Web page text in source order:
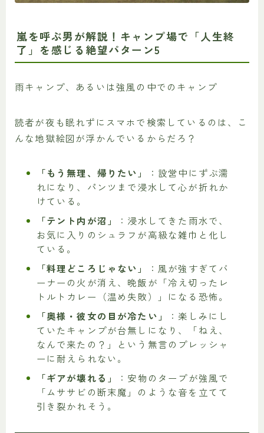
嵐を呼ぶ男が解説！キャンプ場で「人生終
了」を感じる絶望パターン5
雨キャンプ、あるいは強風の中でのキャンプ
読者が夜も眠れずにスマホで検索しているのは、こ
んな地獄絵図が浮かんでいるからだろ？
「もう無理、帰りたい」
：設営中にずぶ濡
れになり、パンツまで浸水して心が折れか
けている。
「テント内が沼」
：浸水してきた雨水で、
お気に入りのシュラフが高級な雑巾と化し
ている。
「料理どころじゃない」
：風が強すぎてバ
ーナーの火が消え、晩飯が「冷え切ったレ
トルトカレー（温め失敗）」になる恐怖。
「奥様・彼女の目が冷たい」
：楽しみにし
ていたキャンプが台無しになり、「ねえ、
なんで来たの？」という無言のプレッシャ
ーに耐えられない。
「ギアが壊れる」
：安物のタープが強風で
「ムササビの断末魔」のような音を立てて
引き裂かれそう。